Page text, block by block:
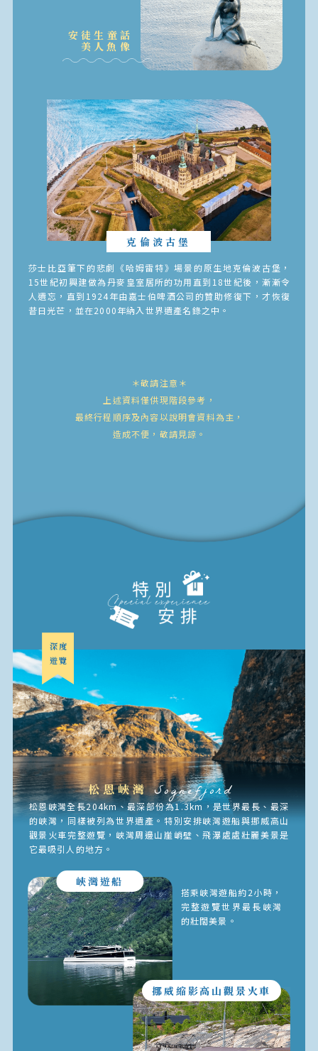
安徒生童話
美人魚像
克倫波古堡
莎士比亞筆下的悲劇《哈姆雷特》場景的原生地克倫波古堡，
15世紀初興建做為丹麥皇室居所的功用直到18世紀後，漸漸令
人遺忘，直到1924年由嘉士伯啤酒公司的贊助修復下，才恢復
昔日光芒，並在2000年納入世界遺產名錄之中。
＊敬請注意＊
上述資料僅供現階段參考，
最終行程順序及內容以說明會資料為主，
造成不便，敬請見諒。
深度
遊覽
松恩峽灣Sognefjord
松恩峽灣全長204km、最深部份為1.3km，是世界最長、最深
的峽灣，同樣被列為世界遺產。特別安排峽灣遊船與挪威高山
觀景火車完整遊覽，峽灣周邊山崖峭壁、飛瀑處處壯麗美景是
它最吸引人的地方。
峽灣遊船
搭乘峽灣遊船約2小時，
完整遊覽世界最長峽灣
的壯闊美景。
挪威縮影高山觀景火車